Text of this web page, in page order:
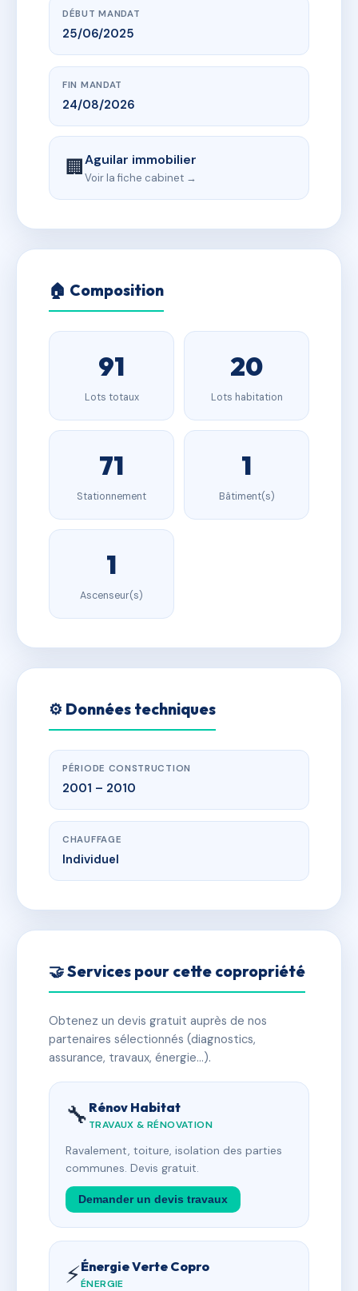
DÉBUT MANDAT
25/06/2025
FIN MANDAT
24/08/2026
🏢Aguilar immobilier
Voir la fiche cabinet →
🏠 Composition
91
Lots totaux
20
Lots habitation
71
Stationnement
1
Bâtiment(s)
1
Ascenseur(s)
⚙️ Données techniques
PÉRIODE CONSTRUCTION
2001 – 2010
CHAUFFAGE
Individuel
🤝 Services pour cette copropriété
Obtenez un devis gratuit auprès de nos
partenaires sélectionnés (diagnostics,
assurance, travaux, énergie…).
🔧 Rénov Habitat
TRAVAUX & RÉNOVATION
Ravalement, toiture, isolation des parties
communes. Devis gratuit.
Demander un devis travaux
⚡Énergie Verte Copro
ÉNERGIE